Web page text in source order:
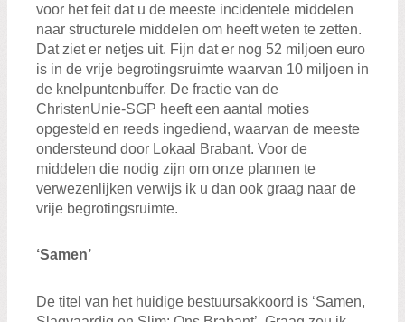
voor het feit dat u de meeste incidentele middelen
naar structurele middelen om heeft weten te zetten.
Dat ziet er netjes uit. Fijn dat er nog 52 miljoen euro
is in de vrije begrotingsruimte waarvan 10 miljoen in
de knelpuntenbuffer. De fractie van de
ChristenUnie-SGP heeft een aantal moties
opgesteld en reeds ingediend, waarvan de meeste
ondersteund door Lokaal Brabant. Voor de
middelen die nodig zijn om onze plannen te
verwezenlijken verwijs ik u dan ook graag naar de
vrije begrotingsruimte.
‘Samen’
De titel van het huidige bestuursakkoord is ‘Samen,